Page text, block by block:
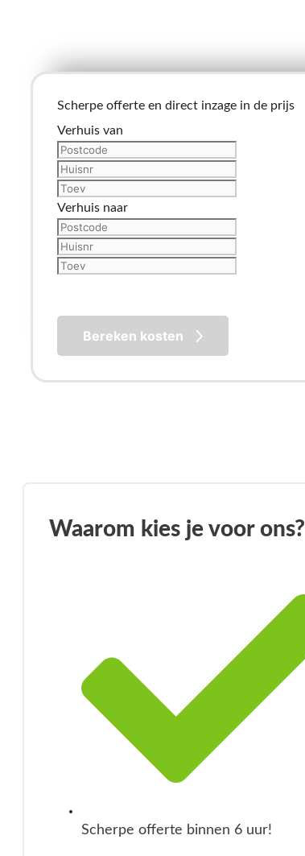
Scherpe offerte en direct inzage in de prijs
Verhuis van
Verhuis naar
Bereken kosten
Waarom kies je voor ons?
Scherpe offerte binnen 6 uur!